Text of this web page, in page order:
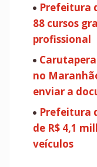
Prefeitura
88 cursos
profissional
no
enviar a
Prefeitura
de R$ 4,1
veículos